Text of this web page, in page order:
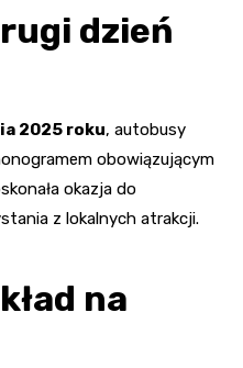
dzień
2025 roku, autobusy
obowiązującym
okazja do
z lokalnych atrakcji.
na